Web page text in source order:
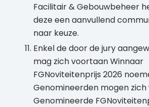
Facilitair & Gebouwbeheer
deze een aanvullend
naar keuze.
Enkel de door de jury
mag zich voortaan Winnaar
FGNoviteitenprijs 2026
Genomineerden mogen
Genomineerde